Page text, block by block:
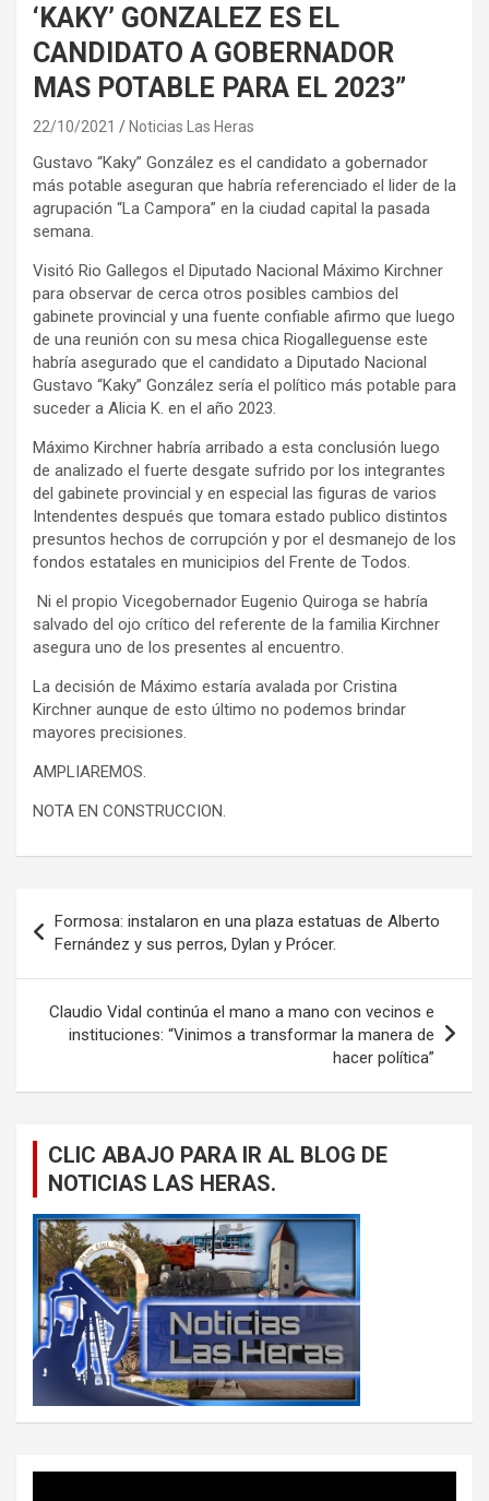
‘KAKY’ GONZALEZ ES EL
CANDIDATO A GOBERNADOR
MAS POTABLE PARA EL 2023”
22/10/2021 Noticias Las Heras
Gustavo “Kaky” González es el candidato a gobernador
más potable aseguran que habría referenciado el lider de la
agrupación “La Campora” en la ciudad capital la pasada
semana.
Visitó Rio Gallegos el Diputado Nacional Máximo Kirchner
para observar de cerca otros posibles cambios del
gabinete provincial y una fuente confiable afirmo que luego
de una reunión con su mesa chica Riogalleguense este
habría asegurado que el candidato a Diputado Nacional
Gustavo “Kaky” González sería el político más potable para
suceder a Alicia K. en el año 2023.
Máximo Kirchner habría arribado a esta conclusión luego
de analizado el fuerte desgate sufrido por los integrantes
del gabinete provincial y en especial las figuras de varios
Intendentes después que tomara estado publico distintos
presuntos hechos de corrupción y por el desmanejo de los
fondos estatales en municipios del Frente de Todos.
Ni el propio Vicegobernador Eugenio Quiroga se habría
salvado del ojo crítico del referente de la familia Kirchner
asegura uno de los presentes al encuentro.
La decisión de Máximo estaría avalada por Cristina
Kirchner aunque de esto último no podemos brindar
mayores precisiones.
AMPLIAREMOS.
NOTA EN CONSTRUCCION.
de
entradas
Formosa: instalaron en una plaza estatuas de Alberto
Fernández y sus perros, Dylan y Prócer.
Claudio Vidal continúa el mano a mano con vecinos e
instituciones: “Vinimos a transformar la manera de
hacer política”
CLIC ABAJO PARA IR AL BLOG DE
NOTICIAS LAS HERAS.